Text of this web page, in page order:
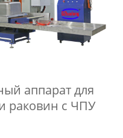
аппарат для
раковин с ЧПУ